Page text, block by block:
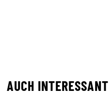
AUCH INTERESSANT